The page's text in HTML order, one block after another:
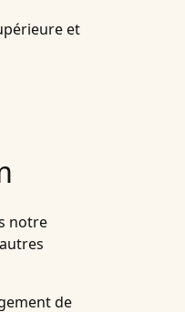
et
notre
de